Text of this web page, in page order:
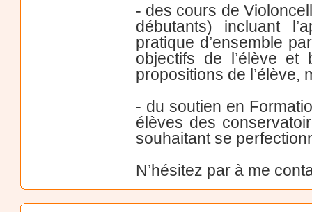
- des cours de
débutants) incluant
pratique d’ensemble
objectifs de l’élève
propositions de l’élève,
- du soutien en
élèves des
souhaitant se
N’hésitez par à me